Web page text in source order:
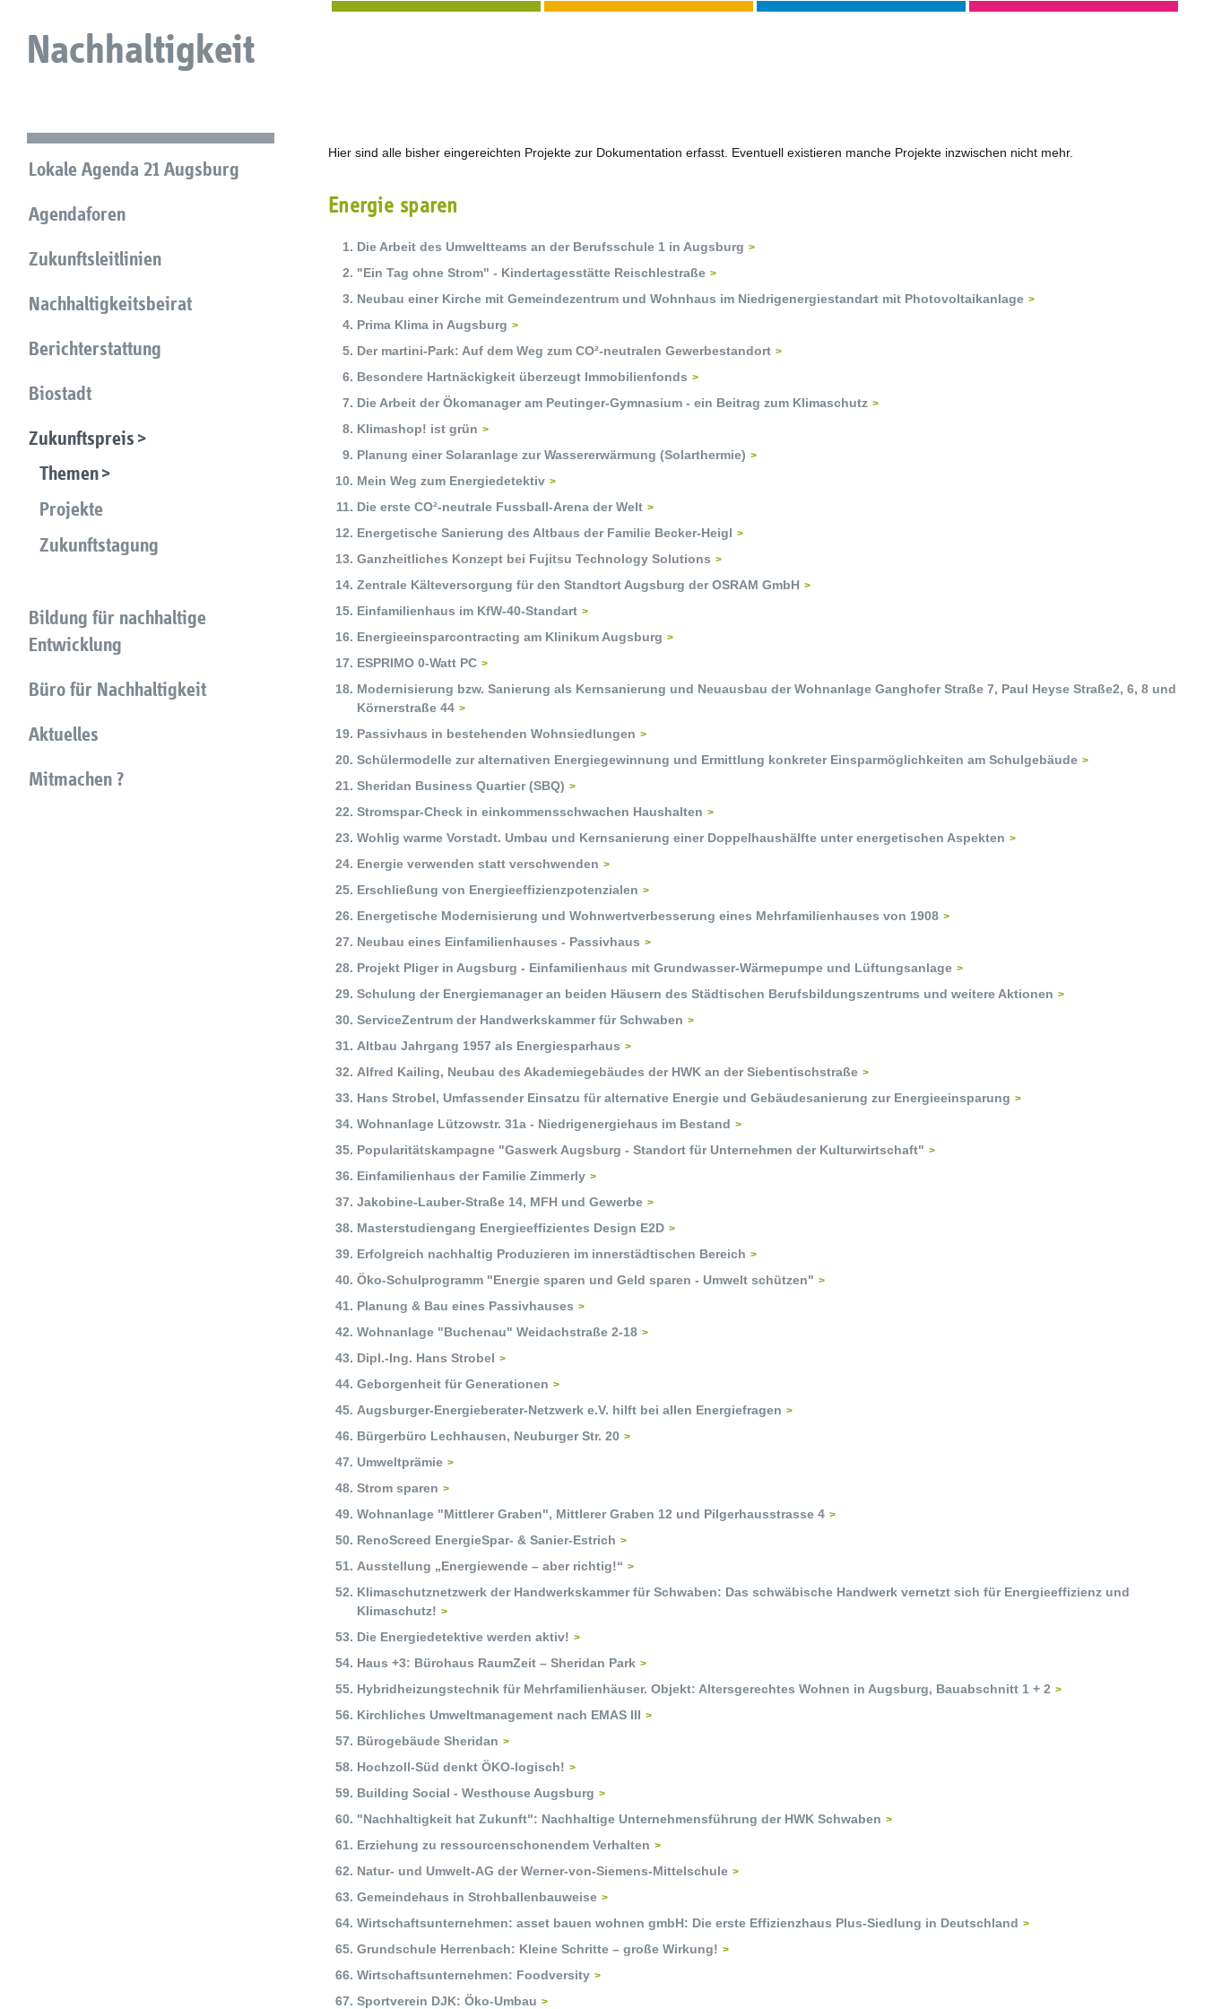
Nachhaltigkeit
Lokale Agenda 21 Augsburg
Agendaforen
Zukunftsleitlinien
Nachhaltigkeitsbeirat
Berichterstattung
Biostadt
Zukunftspreis
Themen
Projekte
Zukunftstagung
Bildung für nachhaltige
Entwicklung
Büro für Nachhaltigkeit
Aktuelles
Mitmachen ?
Hier sind alle bisher eingereichten Projekte zur Dokumentation erfasst. Eventuell existieren manche Projekte inzwischen nicht mehr.
Energie sparen
Die Arbeit des Umweltteams an der Berufsschule 1 in Augsburg
"Ein Tag ohne Strom" - Kindertagesstätte Reischlestraße
Neubau einer Kirche mit Gemeindezentrum und Wohnhaus im Niedrigenergiestandart mit Photovoltaikanlage
Prima Klima in Augsburg
Der martini-Park: Auf dem Weg zum CO²-neutralen Gewerbestandort
Besondere Hartnäckigkeit überzeugt Immobilienfonds
Die Arbeit der Ökomanager am Peutinger-Gymnasium - ein Beitrag zum Klimaschutz
Klimashop! ist grün
Planung einer Solaranlage zur Wassererwärmung (Solarthermie)
Mein Weg zum Energiedetektiv
Die erste CO²-neutrale Fussball-Arena der Welt
Energetische Sanierung des Altbaus der Familie Becker-Heigl
Ganzheitliches Konzept bei Fujitsu Technology Solutions
Zentrale Kälteversorgung für den Standtort Augsburg der OSRAM GmbH
Einfamilienhaus im KfW-40-Standart
Energieeinsparcontracting am Klinikum Augsburg
ESPRIMO 0-Watt PC
Modernisierung bzw. Sanierung als Kernsanierung und Neuausbau der Wohnanlage Ganghofer Straße 7, Paul Heyse Straße2, 6, 8 und
Körnerstraße 44
Passivhaus in bestehenden Wohnsiedlungen
Schülermodelle zur alternativen Energiegewinnung und Ermittlung konkreter Einsparmöglichkeiten am Schulgebäude
Sheridan Business Quartier (SBQ)
Stromspar-Check in einkommensschwachen Haushalten
Wohlig warme Vorstadt. Umbau und Kernsanierung einer Doppelhaushälfte unter energetischen Aspekten
Energie verwenden statt verschwenden
Erschließung von Energieeffizienzpotenzialen
Energetische Modernisierung und Wohnwertverbesserung eines Mehrfamilienhauses von 1908
Neubau eines Einfamilienhauses - Passivhaus
Projekt Pliger in Augsburg - Einfamilienhaus mit Grundwasser-Wärmepumpe und Lüftungsanlage
Schulung der Energiemanager an beiden Häusern des Städtischen Berufsbildungszentrums und weitere Aktionen
ServiceZentrum der Handwerkskammer für Schwaben
Altbau Jahrgang 1957 als Energiesparhaus
Alfred Kailing, Neubau des Akademiegebäudes der HWK an der Siebentischstraße
Hans Strobel, Umfassender Einsatzu für alternative Energie und Gebäudesanierung zur Energieeinsparung
Wohnanlage Lützowstr. 31a - Niedrigenergiehaus im Bestand
Popularitätskampagne "Gaswerk Augsburg - Standort für Unternehmen der Kulturwirtschaft"
Einfamilienhaus der Familie Zimmerly
Jakobine-Lauber-Straße 14, MFH und Gewerbe
Masterstudiengang Energieeffizientes Design E2D
Erfolgreich nachhaltig Produzieren im innerstädtischen Bereich
Öko-Schulprogramm "Energie sparen und Geld sparen - Umwelt schützen"
Planung & Bau eines Passivhauses
Wohnanlage "Buchenau" Weidachstraße 2-18
Dipl.-Ing. Hans Strobel
Geborgenheit für Generationen
Augsburger-Energieberater-Netzwerk e.V. hilft bei allen Energiefragen
Bürgerbüro Lechhausen, Neuburger Str. 20
Umweltprämie
Strom sparen
Wohnanlage "Mittlerer Graben", Mittlerer Graben 12 und Pilgerhausstrasse 4
RenoScreed EnergieSpar- & Sanier-Estrich
Ausstellung „Energiewende – aber richtig!“
Klimaschutznetzwerk der Handwerkskammer für Schwaben: Das schwäbische Handwerk vernetzt sich für Energieeffizienz und
Klimaschutz!
Die Energiedetektive werden aktiv!
Haus +3: Bürohaus RaumZeit – Sheridan Park
Hybridheizungstechnik für Mehrfamilienhäuser. Objekt: Altersgerechtes Wohnen in Augsburg, Bauabschnitt 1 + 2
Kirchliches Umweltmanagement nach EMAS III
Bürogebäude Sheridan
Hochzoll-Süd denkt ÖKO-logisch!
Building Social - Westhouse Augsburg
"Nachhaltigkeit hat Zukunft": Nachhaltige Unternehmensführung der HWK Schwaben
Erziehung zu ressourcenschonendem Verhalten
Natur- und Umwelt-AG der Werner-von-Siemens-Mittelschule
Gemeindehaus in Strohballenbauweise
Wirtschaftsunternehmen: asset bauen wohnen gmbH: Die erste Effizienzhaus Plus-Siedlung in Deutschland
Grundschule Herrenbach: Kleine Schritte – große Wirkung!
Wirtschaftsunternehmen: Foodversity
Sportverein DJK: Öko-Umbau